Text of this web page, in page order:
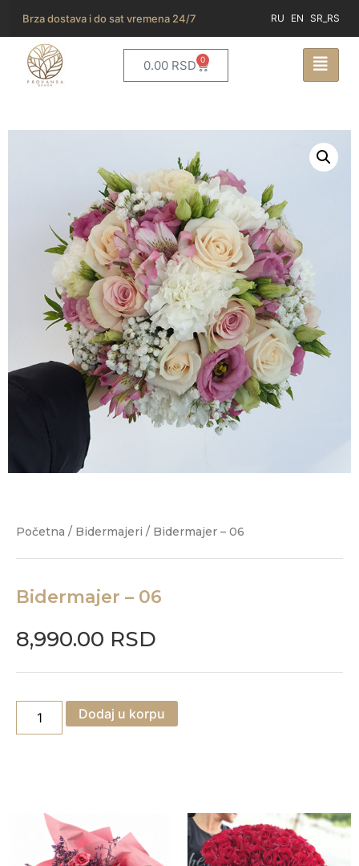
Brza dostava i do sat vremena 24/7 RU EN SR_RS
0.00 RSD 0
Početna / Bidermajeri / Bidermajer – 06
Bidermajer – 06
8,990.00 RSD
Dodaj u korpu